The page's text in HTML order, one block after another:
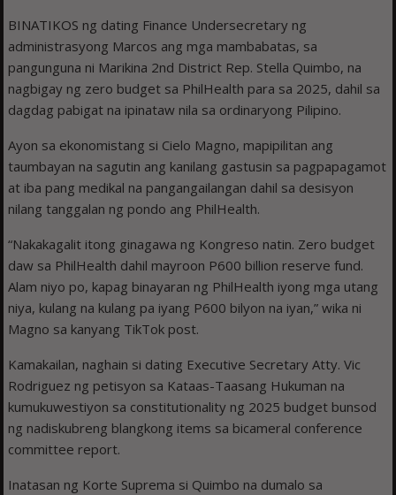
BINATIKOS ng dating Finance Undersecretary ng
administrasyong Marcos ang mga mambabatas, sa
pangunguna ni Marikina 2nd District Rep. Stella Quimbo, na
nagbigay ng zero budget sa PhilHealth para sa 2025, dahil sa
dagdag pabigat na ipinataw nila sa ordinaryong Pilipino.
Ayon sa ekonomistang si Cielo Magno, mapipilitan ang
taumbayan na sagutin ang kanilang gastusin sa pagpapagamot
at iba pang medikal na pangangailangan dahil sa desisyon
nilang tanggalan ng pondo ang PhilHealth.
“Nakakagalit itong ginagawa ng Kongreso natin. Zero budget
daw sa PhilHealth dahil mayroon P600 billion reserve fund.
Alam niyo po, kapag binayaran ng PhilHealth iyong mga utang
niya, kulang na kulang pa iyang P600 bilyon na iyan,” wika ni
Magno sa kanyang TikTok post.
Kamakailan, naghain si dating Executive Secretary Atty. Vic
Rodriguez ng petisyon sa Kataas-Taasang Hukuman na
kumukuwestiyon sa constitutionality ng 2025 budget bunsod
ng nadiskubreng blangkong items sa bicameral conference
committee report.
Inatasan ng Korte Suprema si Quimbo na dumalo sa